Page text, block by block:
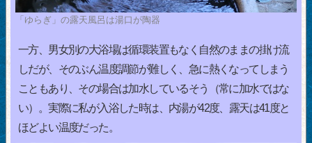
「ゆらぎ」の露天風呂は湯口が陶器
一方、男女別の大浴場は循環装置もなく自然のままの掛け流
しだが、そのぶん温度調節が難しく、急に熱くなってしまう
こともあり、その場合は加水しているそう（常に加水ではな
い）。実際に私が入浴した時は、内湯が42度、露天は41度と
ほどよい温度だった。